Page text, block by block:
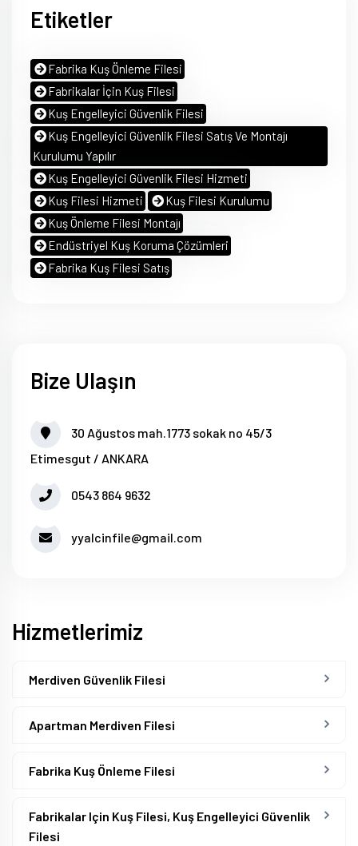
Etiketler
Fabrika Kuş Önleme Filesi
Fabrikalar İçin Kuş Filesi
Kuş Engelleyici Güvenlik Filesi
Kuş Engelleyici Güvenlik Filesi Satış Ve Montajı
Kurulumu Yapılır
Kuş Engelleyici Güvenlik Filesi Hizmeti
Kuş Filesi Hizmeti
Kuş Filesi Kurulumu
Kuş Önleme Filesi Montajı
Endüstriyel Kuş Koruma Çözümleri
Fabrika Kuş Filesi Satış
Bize Ulaşın
30 Ağustos mah.1773 sokak no 45/3
Etimesgut / ANKARA
0543 864 9632
yyalcinfile@gmail.com
Hizmetlerimiz
Merdiven Güvenlik Filesi
Apartman Merdiven Filesi
Fabrika Kuş Önleme Filesi
Fabrikalar Için Kuş Filesi, Kuş Engelleyici Güvenlik
Filesi